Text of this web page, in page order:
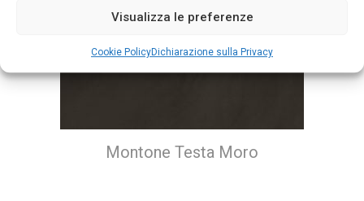
Visualizza le preferenze
Cookie PolicyDichiarazione sulla Privacy
Montone Testa Moro